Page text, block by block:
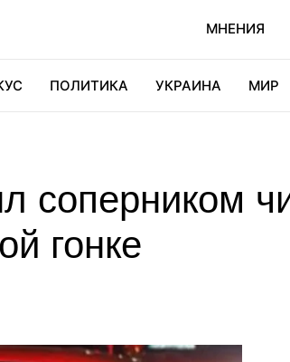
МНЕНИЯ
ПОЛИТИКА УКРАИНА МИР
соперником
гонке